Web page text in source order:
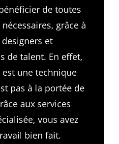
de toutes
grâce à
et
de talent. En effet,
une technique
pas à la portée de
aux services
vous avez
bien fait.